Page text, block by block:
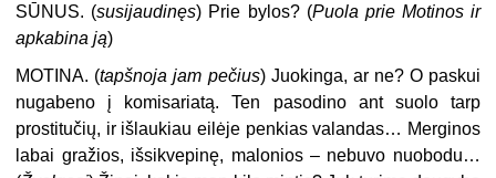
SŪNUS. (susijaudinęs) Prie bylos? (Puola prie Motinos ir
apkabina ją)
MOTINA. (tapšnoja jam pečius) Juokinga, ar ne? O paskui
nugabeno į komisariatą. Ten pasodino ant suolo tarp
prostitučių, ir išlaukiau eilėje penkias valandas… Merginos
labai gražios, išsikvepinę, malonios – nebuvo nuobodu…